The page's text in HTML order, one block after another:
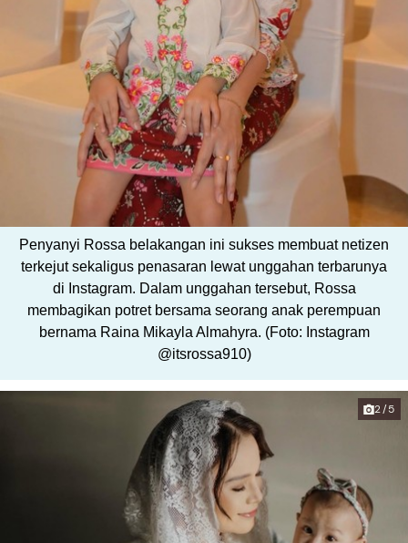
Penyanyi Rossa belakangan ini sukses membuat netizen
terkejut sekaligus penasaran lewat unggahan terbarunya
di Instagram. Dalam unggahan tersebut, Rossa
membagikan potret bersama seorang anak perempuan
bernama Raina Mikayla Almahyra. (Foto: Instagram
@itsrossa910)
2/5